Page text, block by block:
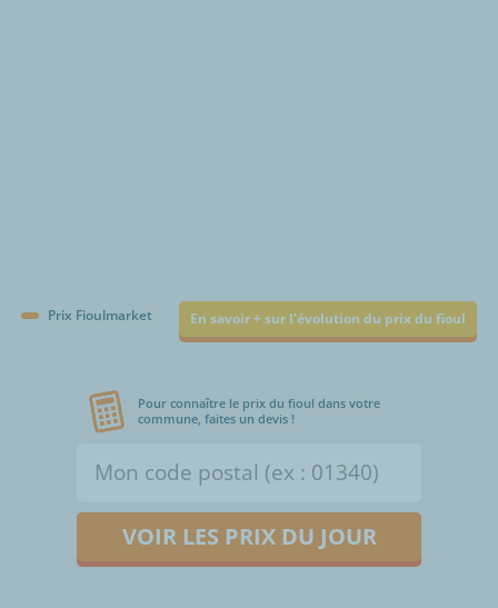
Prix Fioulmarket En savoir + sur l'évolution du prix du fioul
Pour connaître le prix du fioul dans votre
commune, faites un devis !
VOIR LES PRIX DU JOUR